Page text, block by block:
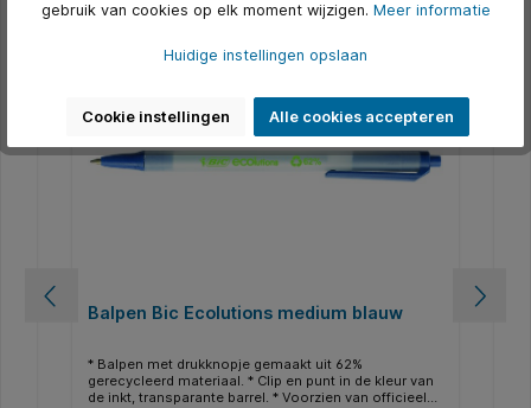
Productgalerij overslaan
Alternatief
500+ op voorraad
Balpen Bic Ecolutions medium blauw
* Balpen met drukknopje gemaakt uit 62%
gerecycleerd materiaal. * Clip en punt in de kleur van
de inkt, transparante barrel. * Voorzien van officieel
gebruik van cookies op elk moment wijzigen. Meer informatie
Huidige instellingen opslaan
Cookie instellingen Alle cookies accepteren